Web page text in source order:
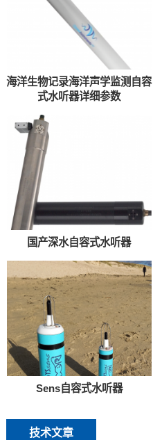
海洋生物记录海洋声学监测自容
式水听器详细参数
国产深水自容式水听器
Sens自容式水听器
技术文章